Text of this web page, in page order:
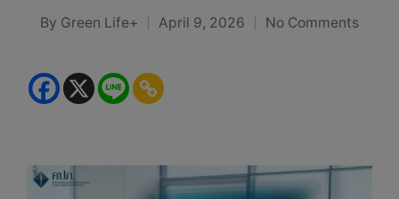
Posted
By Green Life+ April 9, 2026 No Comments